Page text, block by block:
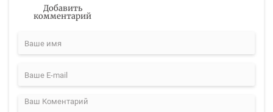
Добавить
комментарий